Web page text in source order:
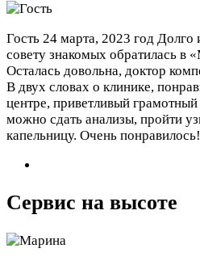
Гость 24 марта, 2023 год Долго
совету знакомых обратилась в
Осталась довольна, доктор
В двух словах о клинике,
центре, приветливый
можно сдать анализы, пройти
капельницу. Очень
Сервис на высоте